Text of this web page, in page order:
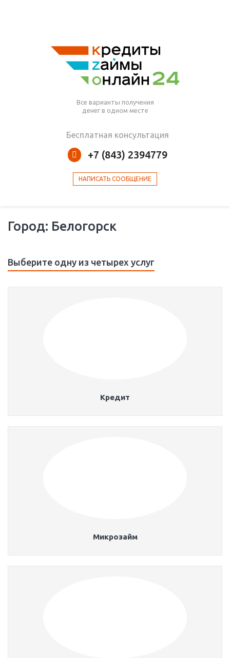
Все варианты получения
денег в одном месте
Бесплатная консультация
+7 (843) 2394779
НАПИСАТЬ СООБЩЕНИЕ
Город: Белогорск
Выберите одну из четырех услуг
Кредит
Микрозайм